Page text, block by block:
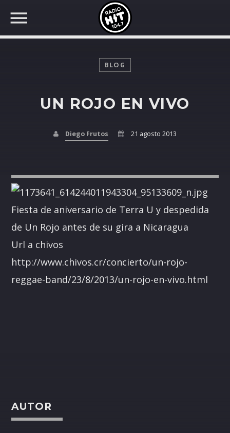
Facebook
Whatsapp
BLOG
UN ROJO EN VIVO
Diego Frutos 21 agosto 2013
Fiesta de aniversario de Terra U y despedida
de Un Rojo antes de su gira a Nicaragua
Url a chivos
http://www.chivos.cr/concierto/un-rojo-
reggae-band/23/8/2013/un-rojo-en-vivo.html
AUTOR